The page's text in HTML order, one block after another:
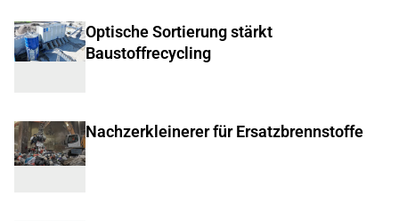
Optische Sortierung stärkt
Baustoffrecycling
Nachzerkleinerer für Ersatzbrennstoffe